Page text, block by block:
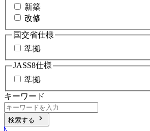
新築
改修
国交省仕様
準拠
JASS8仕様
準拠
キーワード
検索する chevron_right